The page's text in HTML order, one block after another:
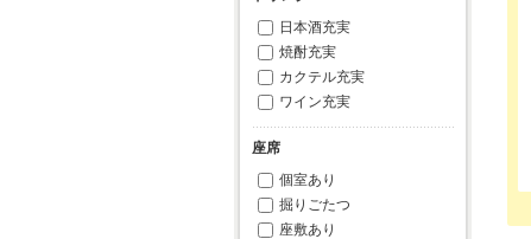
日本酒充実
焼酎充実
カクテル充実
ワイン充実
座席
個室あり
掘りごたつ
座敷あり